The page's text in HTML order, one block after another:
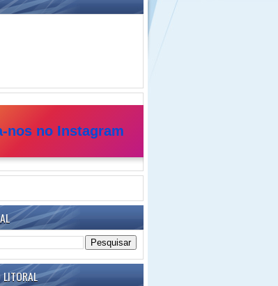
nos no Instagram